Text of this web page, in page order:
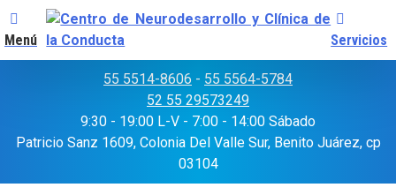
55 5514-8606 - 55 5564-5784
52 55 29573249
9:30 - 19:00 L-V - 7:00 - 14:00 Sábado
Patricio Sanz 1609, Colonia Del Valle Sur, Benito Juárez, cp
03104
Menú Servicios